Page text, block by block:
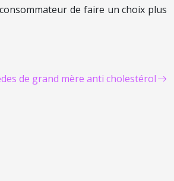
de faire un choix plus
de grand mère anti cholestérol